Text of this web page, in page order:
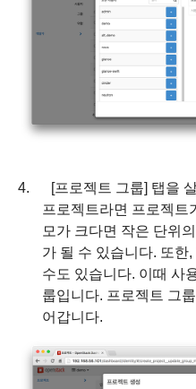
4. [프로젝트 그룹] 탭을
프로젝트라면 프로젝트
모가 크다면 작은 단위
가 될 수 있습니다. 또한,
수도 있습니다. 이때 사
룹입니다. 프로젝트 그
어갑니다.